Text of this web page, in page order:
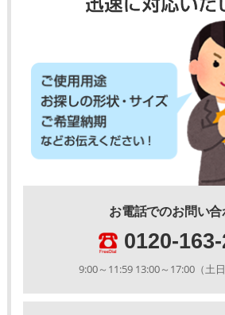
お電話でのお問い
0120-
9:00～11:59 13:00～17:00（土